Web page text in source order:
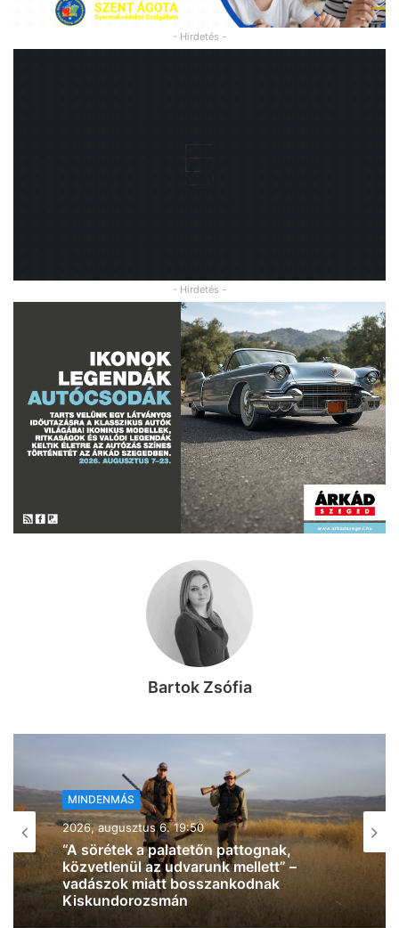
- Hirdetés -
- Hirdetés -
Bartok Zsófia
MINDENMÁS
2026, augusztus 6. 19:08
Verekedés tört ki Hódmezővásárhely
központjában: az egyik férfi többször is
megütötte, majd a fémkorlátnak csapta
a másikat